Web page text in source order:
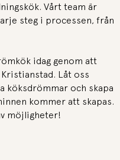
Vårt team är
steg i processen, från
idag genom att
Låt oss
köksdrömmar och skapa
kommer att skapas.
möjligheter!